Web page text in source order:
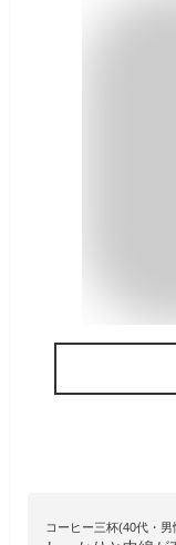
コーヒー三杯(40代・男